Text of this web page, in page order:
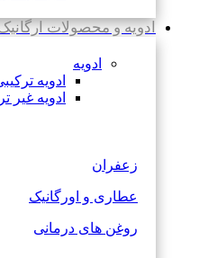
ادویه و محصولات
ادویه
ادویه
ادویه غیر
زعفران
عطاری و اورگانیک
روغن های درمانی